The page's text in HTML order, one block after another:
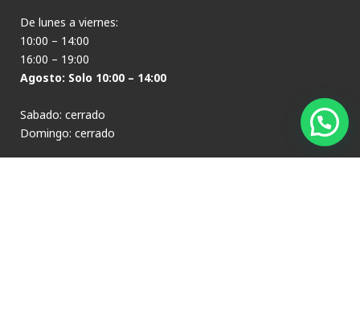
De lunes a viernes:
10:00 – 14:00
16:00 – 19:00
Agosto: Solo 10:00 – 14:00
Sabado: cerrado
Domingo: cerrado